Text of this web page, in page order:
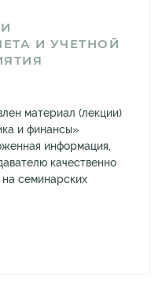
И УЧЕТНОЙ
материал (лекции)
и финансы»
информация,
качественно
на семинарских